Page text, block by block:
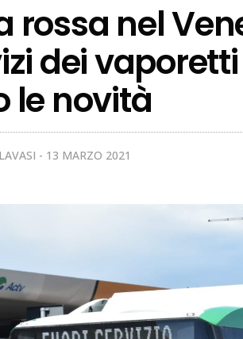
rossa nel
dei
le novità
13 MARZO 2021